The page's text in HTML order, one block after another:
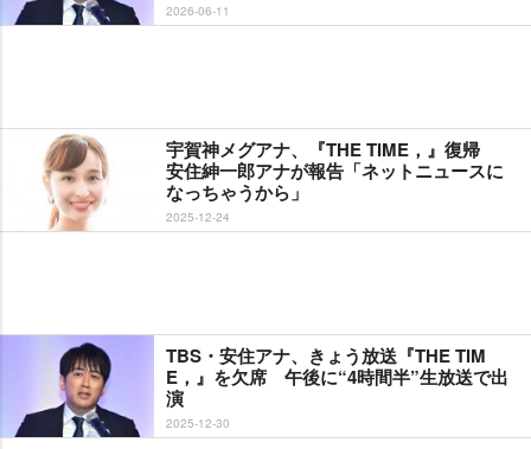
2026-06-11
宇賀神メグアナ、『THE TIME，』復帰
安住紳一郎アナが報告「ネットニュースに
なっちゃうから」
2025-12-24
TBS・安住アナ、きょう放送『THE TIM
E，』を欠席 午後に“4時間半”生放送で出
演
2025-12-30